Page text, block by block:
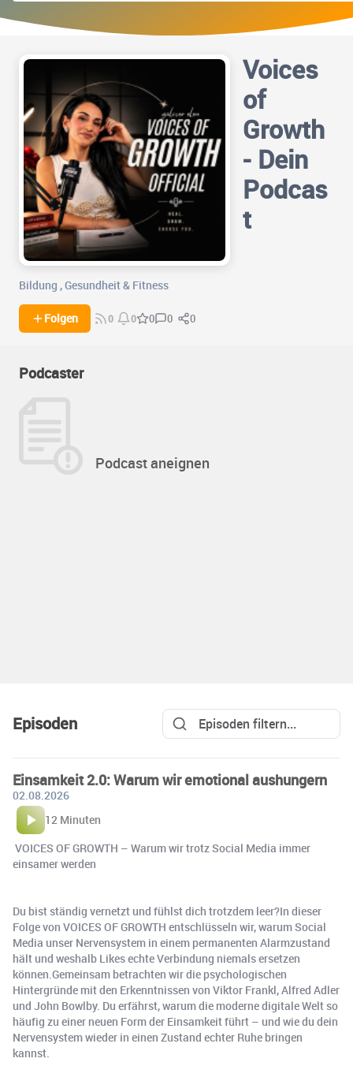
Voices
of
Growth
- Dein
Podcas
t
Bildung ,Gesundheit & Fitness
Folgen 0 0 0 0 0
Podcaster
Podcast aneignen
Episoden
Einsamkeit 2.0: Warum wir emotional aushungern
02.08.2026
12 Minuten
️ VOICES OF GROWTH – Warum wir trotz Social Media immer
einsamer werden
Du bist ständig vernetzt und fühlst dich trotzdem leer?In dieser
Folge von VOICES OF GROWTH entschlüsseln wir, warum Social
Media unser Nervensystem in einem permanenten Alarmzustand
hält und weshalb Likes echte Verbindung niemals ersetzen
können.Gemeinsam betrachten wir die psychologischen
Hintergründe mit den Erkenntnissen von Viktor Frankl, Alfred Adler
und John Bowlby. Du erfährst, warum die moderne digitale Welt so
häufig zu einer neuen Form der Einsamkeit führt – und wie du dein
Nervensystem wieder in einen Zustand echter Ruhe bringen
kannst.